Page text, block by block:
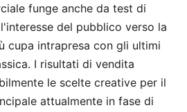
funge anche da test di
del pubblico verso la
cupa intrapresa con gli ultimi
I risultati di vendita
le scelte creative per il
attualmente in fase di